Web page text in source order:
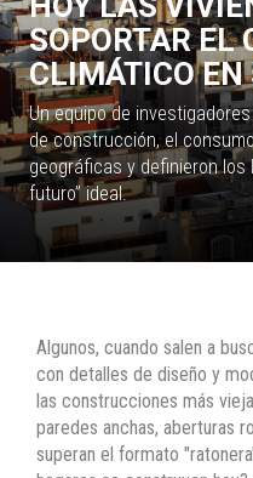
SOPORTAR EL
CLIMÁTICO EN
Un equipo de
de construcción, el
geográficas y definieron los
futuro” ideal.
Algunos, cuando salen a
con detalles de diseño y
las construcciones más
paredes anchas, aberturas
superan el formato